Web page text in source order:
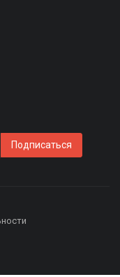
Подписаться